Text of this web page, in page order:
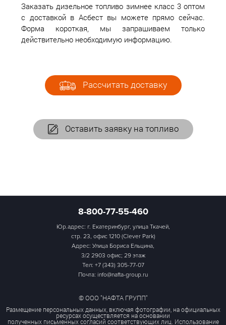
Заказать дизельное топливо зимнее класс 3 оптом
с доставкой в Асбест вы можете прямо сейчас.
Форма короткая, мы запрашиваем только
действительно необходимую информацию.
Рассчитать доставку
Оставить заявку на топливо
8-800-77-55-460
Юр.адрес: г. Екатеринбург, улица Ткачей,
стр. 23, офис 1210 (Clever Park)
Адрес: Улица Бориса Ельцина,
3/2 2903 офис; 29 этаж
Тел: +7 (343) 305-77-07
Почта: info@nafta-group.ru
© ООО "НАФТА ГРУПП"
Размещение персональных данных, включая фотографии, на официальных
ресурсах осуществляется на основании
полученных письменных согласий соответствующих лиц. Использование